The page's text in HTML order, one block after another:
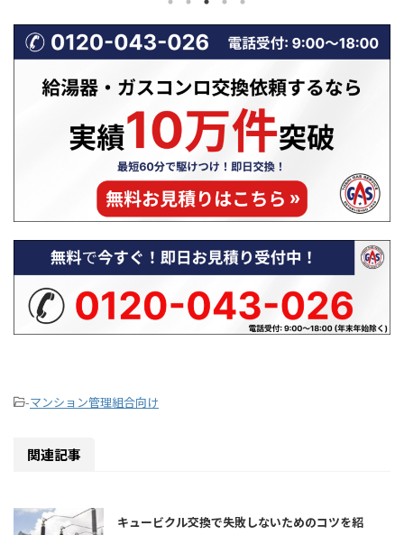
常に多いの
水栓の開
詰まりな
決できる原
この記事
に多く、修理相談の中でも上位を占め
ます。 排水できない状態が続くと、洗
浄不良だけでなく、悪臭・水漏れ・本
体故障につながる恐れもあります。
一方で、原因の多くは「詰まり」など
の比較的単純なトラブルであり、正し
い手順を踏めば自分で解決できるケー
スも少なくありません。 この記事で
は、食洗機の排水エラーや水が抜けな
い原因を一つずつ具体的に解説 ...
不完全燃焼
あることも
場は、換気
って、ガス
やすい時期
に相 ...
-マンション管理組合向け
関連記事
キュービクル交換で失敗しないためのコツを紹